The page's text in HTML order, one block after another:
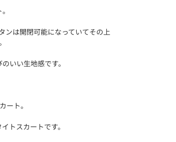
ンは開閉可能になっていてその上
いい生地感です。
ート。
トスカートです。